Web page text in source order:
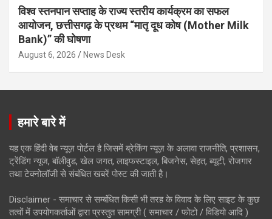
विश्व स्तनपान सप्ताह के राज्य स्तरीय कार्यक्रम का सफल
आयोजन, छत्तीसगढ़ के प्रथम “मातृ दूध कोष (Mother Milk
Bank)” की घोषणा
August 6, 2026 News Desk
हमारे बारे में
यह एक हिंदी वेब न्यूज़ पोर्टल है जिसमें ब्रेकिंग न्यूज़ के अलावा राजनीति, प्रशासन,
ट्रेंडिंग न्यूज, बॉलीवुड, खेल जगत, लाइफस्टाइल, बिजनेस, सेहत, ब्यूटी, रोजगार
तथा टेक्नोलॉजी से संबंधित खबरें पोस्ट की जाती है।
Disclaimer - समाचार से सम्बंधित किसी भी तरह के विवाद के लिए साइट के कुछ
तत्वों में उपयोगकर्ताओं द्वारा प्रस्तुत सामग्री ( समाचार / फोटो / विडियो आदि )